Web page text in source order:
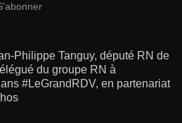
Philippe Tanguy, député RN de
du groupe RN à
#LeGrandRDV, en partenariat